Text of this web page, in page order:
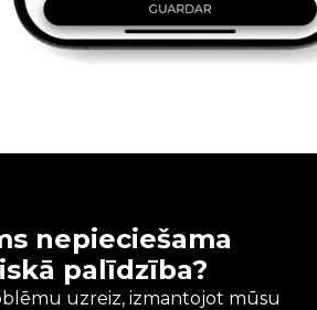
nepieciešama
palīdzība?
uzreiz, izmantojot mūsu